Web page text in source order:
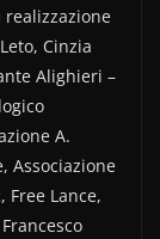
Cinzia
Alighieri –
A.
Associazione
Free Lance,